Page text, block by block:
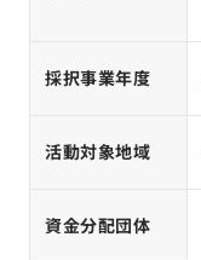
採択事業年度
活動対象地域
資金分配団体